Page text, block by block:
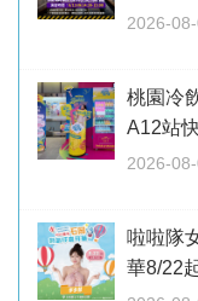
2026-
桃園冷
A12站
2026-
啦啦隊
華8/22